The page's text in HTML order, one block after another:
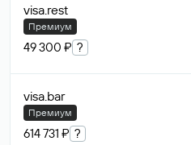
visa.rest
Премиум
49 300 ₽ ?
visa.bar
Премиум
614 731 ₽ ?